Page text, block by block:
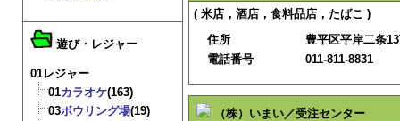
遊び・レジャー
01レジャー
01カラオケ(163)
03ボウリング場(19)
( 米店，酒店，食料品店，たばこ )
住所
豊平区平岸二条
電話番号
011-811-8831
（株）いまい／受注センター